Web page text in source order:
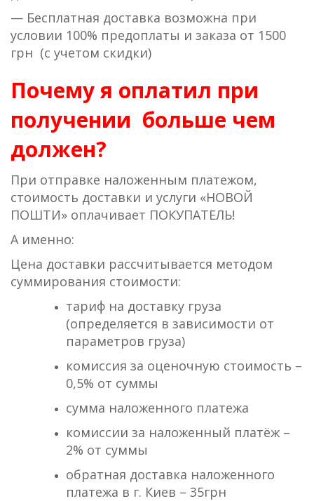
— Бесплатная доставка возможна при
условии 100% предоплаты и заказа от 1500
грн (с учетом скидки)
Почему я оплатил при
получении больше чем
должен?
При отправке наложенным платежом,
стоимость доставки и услуги «НОВОЙ
ПОШТИ» оплачивает ПОКУПАТЕЛЬ!
А именно:
Цена доставки рассчитывается методом
суммирования стоимости:
тариф на доставку груза
(определяется в зависимости от
параметров груза)
комиссия за оценочную стоимость –
0,5% от суммы
сумма наложенного платежа
комиссии за наложенный платёж –
2% от суммы
обратная доставка наложенного
платежа в г. Киев – 35грн